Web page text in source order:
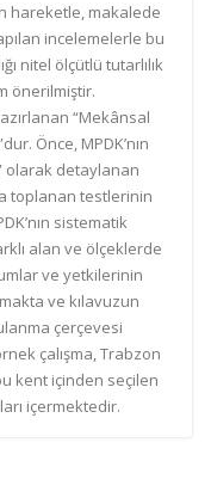
hareketle, makalede
incelemelerle bu
nitel ölçütlü tutarlılık
önerilmiştir.
“Mekânsal
Önce, MPDK’nın
olarak detaylanan
toplanan testlerinin
sistematik
alan ve ölçeklerde
ve yetkilerinin
ve kılavuzun
çerçevesi
çalışma, Trabzon
kent içinden seçilen
içermektedir.